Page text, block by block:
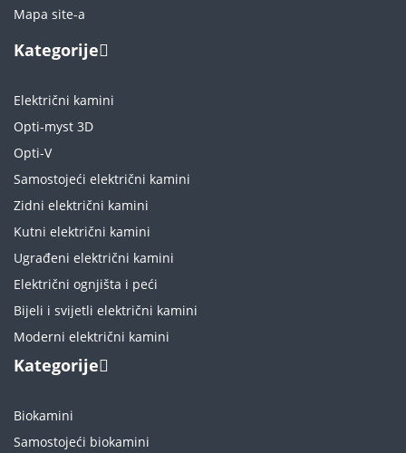
Mapa site-a
Kategorije
Električni kamini
Opti-myst 3D
Opti-V
Samostojeći električni kamini
Zidni električni kamini
Kutni električni kamini
Ugrađeni električni kamini
Električni ognjišta i peći
Bijeli i svijetli električni kamini
Moderni električni kamini
Kategorije
Biokamini
Samostojeći biokamini